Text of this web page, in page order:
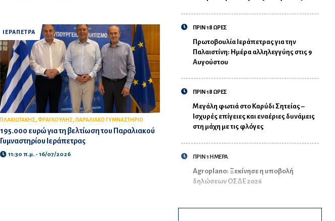
ΙΕΡΑΠΕΤΡΑ
ΠΛΑΚΙΩΤΑΚΗΣ,ΦΡΑΓΚΟΥΛΗΣ, ΠΑΡΑΛΙΑΚΟ ΓΥΜΝΑΣΤΗΡΙΟ
195.000 ευρώ για τη βελτίωση του Παραλιακού
Γυμναστηρίου Ιεράπετρας
11:30 π.μ. - 16/07/2026
ΠΡΙΝ 18 ΩΡΕΣ
Πρωτοβουλία Ιεράπετρας για την
Παλαιστίνη: Ημέρα αλληλεγγύης στις 9
Αυγούστου
ΠΡΙΝ 18 ΩΡΕΣ
Μεγάλη φωτιά στο Καρύδι Σητείας –
Ισχυρές επίγειες και εναέριες δυνάμεις
στη μάχη με τις φλόγες
ΠΡΙΝ 1 ΗΜΕΡΑ
Agroplano: Ξεκίνησε η υποβολή
δηλώσεων ΟΣΔΕ 2026